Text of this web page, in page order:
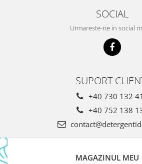
Prosoape De Hartie Si Servetele
Odorizant Camera Electric
Odorizant Camera Air Wick
Odorizant Camera cu Betisoare
Odorizant Camera Electric
Profesional
SOCIAL
Urmareste-ne in social
SUPORT
+40 730 132
+40 752 138
MAGAZINUL MEU